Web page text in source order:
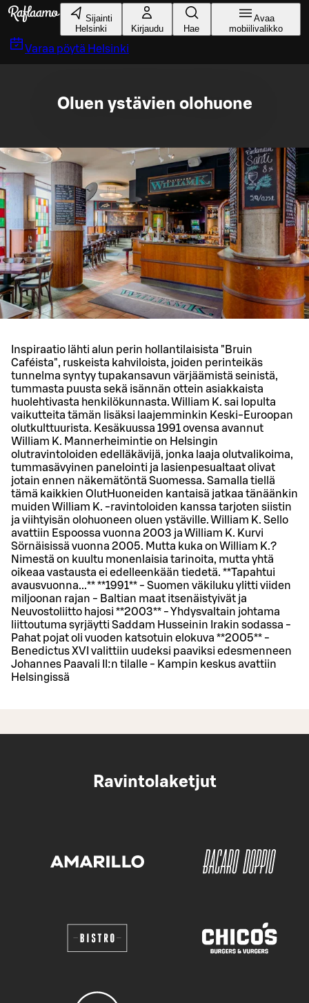
Siirry pääsisältöön
Sijainti
Helsinki
Kirjaudu Hae
Avaa
mobiilivalikko
Varaa pöytä Helsinki
Oluen ystävien olohuone
Inspiraatio lähti alun perin hollantilaisista "Bruin
Caféista", ruskeista kahviloista, joiden perinteikäs
tunnelma syntyy tupakansavun värjäämistä seinistä,
tummasta puusta sekä isännän ottein asiakkaista
huolehtivasta henkilökunnasta. William K. sai lopulta
vaikutteita tämän lisäksi laajemminkin Keski-Euroopan
olutkulttuurista. Kesäkuussa 1991 ovensa avannut
William K. Mannerheimintie on Helsingin
olutravintoloiden edelläkävijä, jonka laaja olutvalikoima,
tummasävyinen panelointi ja lasienpesualtaat olivat
jotain ennen näkemätöntä Suomessa. Samalla tiellä
tämä kaikkien OlutHuoneiden kantaisä jatkaa tänäänkin
muiden William K. -ravintoloiden kanssa tarjoten siistin
ja viihtyisän olohuoneen oluen ystäville. William K. Sello
avattiin Espoossa vuonna 2003 ja William K. Kurvi
Sörnäisissä vuonna 2005. Mutta kuka on William K.?
Nimestä on kuultu monenlaisia tarinoita, mutta yhtä
oikeaa vastausta ei edelleenkään tiedetä. **Tapahtui
avausvuonna...** **1991** - Suomen väkiluku ylitti viiden
miljoonan rajan - Baltian maat itsenäistyivät ja
Neuvostoliitto hajosi **2003** - Yhdysvaltain johtama
liittoutuma syrjäytti Saddam Husseinin Irakin sodassa -
Pahat pojat oli vuoden katsotuin elokuva **2005** -
Benedictus XVI valittiin uudeksi paaviksi edesmenneen
Johannes Paavali II:n tilalle - Kampin keskus avattiin
Helsingissä
Ravintolaketjut